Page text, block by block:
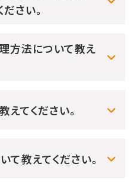
さい。
方法について教え
てください。
教えてください。